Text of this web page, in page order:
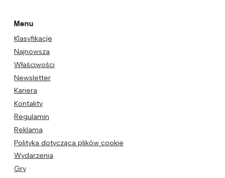
Menu
Klasyfikacje
Najnowsza
Właściwości
Newsletter
Kariera
Kontakty
Regulamin
Reklama
Polityka dotycząca plików cookie
Wydarzenia
Gry